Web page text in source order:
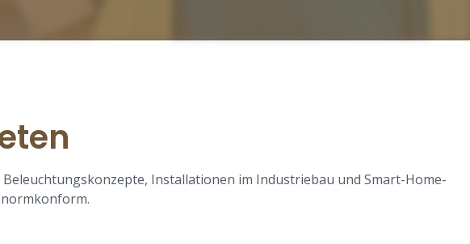
Installationen im Industriebau und Smart-Home-